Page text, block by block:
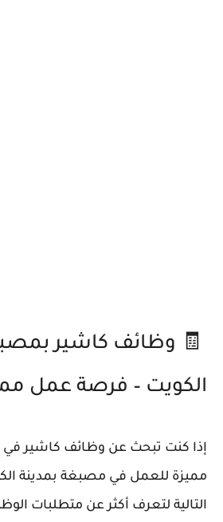
🧾 وظائف كاشير
الكويت – فرصة عمل
إذا كنت تبحث عن وظائف كاشير في
مميزة للعمل في مصبغة بمدينة
التالية لتعرف أكثر عن متطلبات